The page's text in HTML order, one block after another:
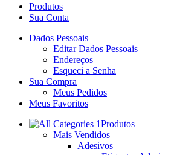
Produtos
Sua Conta
Dados Pessoais
Editar Dados Pessoais
Endereços
Esqueci a Senha
Sua Compra
Meus Pedidos
Meus Favoritos
Produtos
Mais Vendidos
Adesivos